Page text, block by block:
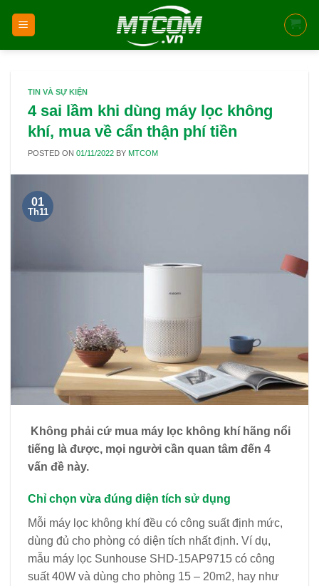
TIN VÀ SỰ KIỆN
4 sai lầm khi dùng máy lọc không
khí, mua về cẩn thận phí tiền
POSTED ON01/11/2022 BY MTCOM
01
Th11
Không phải cứ mua máy lọc không khí hãng nổi
tiếng là được, mọi người cần quan tâm đến 4
vấn đề này.
Chỉ chọn vừa đúng diện tích sử dụng
Mỗi máy lọc không khí đều có công suất định mức,
dùng đủ cho phòng có diện tích nhất định. Ví dụ,
mẫu máy lọc Sunhouse SHD-15AP9715 có công
suất 40W và dùng cho phòng 15 – 20m2, hay như